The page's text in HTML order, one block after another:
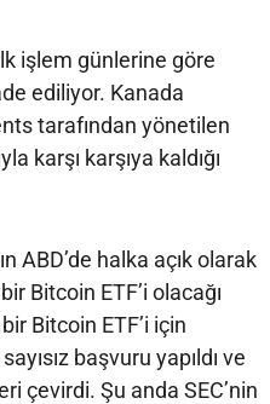
işlem günlerine göre
ediliyor. Kanada
tarafından yönetilen
karşı karşıya kaldığı
ABD’de halka açık olarak
Bitcoin ETF’i olacağı
Bitcoin ETF’i için
başvuru yapıldı ve
çevirdi. Şu anda SEC’nin